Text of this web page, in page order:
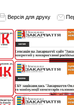
Версія для друку